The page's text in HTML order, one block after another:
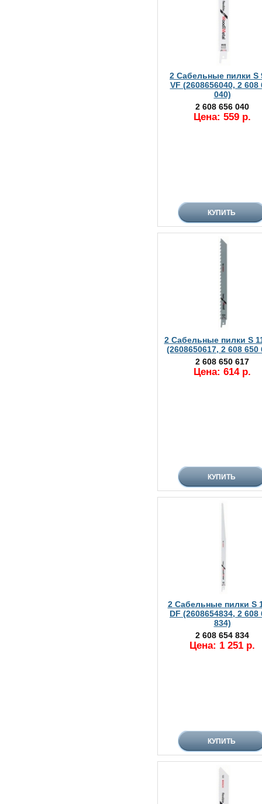
2 Сабельные пилки S
VF (2608656040, 2 608
040)
2 608 656 040
Цена: 559 р.
2 Сабельные пилки S
(2608650617, 2 608 650
2 608 650 617
Цена: 614 р.
2 Сабельные пилки S
DF (2608654834, 2 608
834)
2 608 654 834
Цена: 1 251 р.